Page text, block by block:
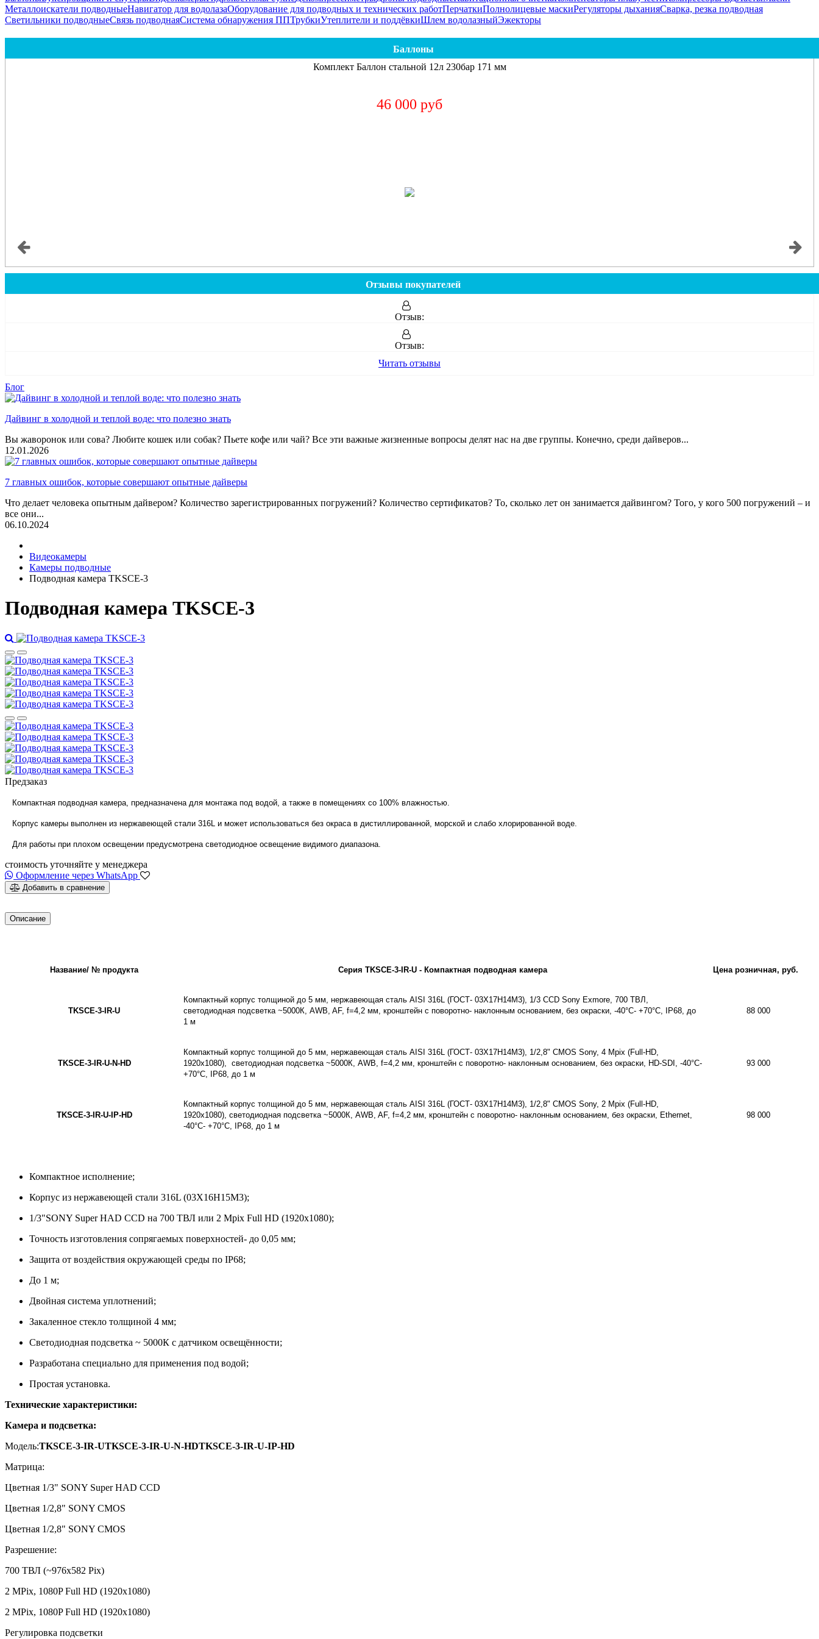
Металлоискатели подводныеНавигатор для водолазаОборудование для подводных и технических работПерчаткиПолнолицевые маскиРегуляторы дыханияСварка, резка подводная
Светильники подводныеСвязь подводнаяСистема обнаружения ППТрубкиУтеплители и поддёвкиШлем водолазныйЭжекторы
Баллоны
Комплект Баллон стальной 12л 230бар 171 мм
46 000 руб
Отзывы покупателей
Отзыв:
Отзыв:
Читать отзывы
Блог
Дайвинг в холодной и теплой воде: что полезно знать
Вы жаворонок или сова? Любите кошек или собак? Пьете кофе или чай? Все эти важные жизненные вопросы делят нас на две группы. Конечно, среди дайверов...
12.01.2026
7 главных ошибок, которые совершают опытные дайверы
Что делает человека опытным дайвером? Количество зарегистрированных погружений? Количество сертификатов? То, сколько лет он занимается дайвингом? Того, у кого 500 погружений – и
все они...
06.10.2024
Видеокамеры
Камеры подводные
Подводная камера TKSCE-3
Подводная камера TKSCE-3
Предзаказ
Компактная подводная камера, предназначена для монтажа под водой, а также в помещениях со 100% влажностью.
Корпус камеры выполнен из нержавеющей стали 316L и может использоваться без окраса в дистиллированной, морской и слабо хлорированной воде.
Для работы при плохом освещении предусмотрена светодиодное освещение видимого диапазона.
стоимость уточняйте у менеджера
Оформление через WhatsApp
Добавить в сравнение
Описание
Название/ № продукта Серия TKSCE-3-IR-U - Компактная подводная камера Цена розничная, руб.
TKSCE-3-IR-U
Компактный корпус толщиной до 5 мм, нержавеющая сталь AISI 316L (ГОСТ- 03Х17Н14М3), 1/3 CCD Sony Exmore, 700 ТВЛ,
светодиодная подсветка ~5000К, AWB, AF, f=4,2 мм, кронштейн с поворотно- наклонным основанием, без окраски, -40°C- +70°C, IP68, до
1 м
88 000
TKSCE-3-IR-U-N-HD
Компактный корпус толщиной до 5 мм, нержавеющая сталь AISI 316L (ГОСТ- 03Х17Н14М3), 1/2,8" CMOS Sony, 4 Mpix (Full-HD,
1920х1080), светодиодная подсветка ~5000К, AWB, f=4,2 мм, кронштейн с поворотно- наклонным основанием, без окраски, HD-SDI, -40°C-
+70°C, IP68, до 1 м
93 000
TKSCE-3-IR-U-IP-HD
Компактный корпус толщиной до 5 мм, нержавеющая сталь AISI 316L (ГОСТ- 03Х17Н14М3), 1/2,8" CMOS Sony, 2 Mpix (Full-HD,
1920х1080), светодиодная подсветка ~5000К, AWB, AF, f=4,2 мм, кронштейн с поворотно- наклонным основанием, без окраски, Ethernet,
-40°C- +70°C, IP68, до 1 м
98 000
Компактное исполнение;
Корпус из нержавеющей стали 316L (03Х16Н15М3);
1/3"SONY Super HAD CCD на 700 ТВЛ или 2 Mpix Full HD (1920х1080);
Точность изготовления сопрягаемых поверхностей- до 0,05 мм;
Защита от воздействия окружающей среды по IP68;
До 1 м;
Двойная система уплотнений;
Закаленное стекло толщиной 4 мм;
Светодиодная подсветка ~ 5000К с датчиком освещённости;
Разработана специально для применения под водой;
Простая установка.
Технические характеристики:
Камера и подсветка:
Модель:TKSCE-3-IR-UTKSCE-3-IR-U-N-HDTKSCE-3-IR-U-IP-HD
Матрица:
Цветная 1/3" SONY Super HAD CCD
Цветная 1/2,8" SONY CMOS
Цветная 1/2,8" SONY CMOS
Разрешение:
700 ТВЛ (~976x582 Pix)
2 MPix, 1080P Full HD (1920x1080)
2 MPix, 1080P Full HD (1920x1080)
Регулировка подсветки